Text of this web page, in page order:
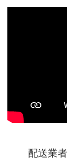
配送業